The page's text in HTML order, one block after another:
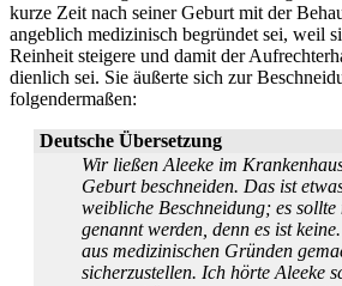
kurze Zeit nach seiner Geburt mit der
angeblich medizinisch begründet sei, weil
Reinheit steigere und damit der
dienlich sei. Sie äußerte sich zur
folgendermaßen:
Deutsche Übersetzung
Wir ließen Aleeke im
Geburt beschneiden. Das ist
weibliche Beschneidung; es
genannt werden, denn es ist
aus medizinischen Gründen
sicherzustellen. Ich hörte Aleeke